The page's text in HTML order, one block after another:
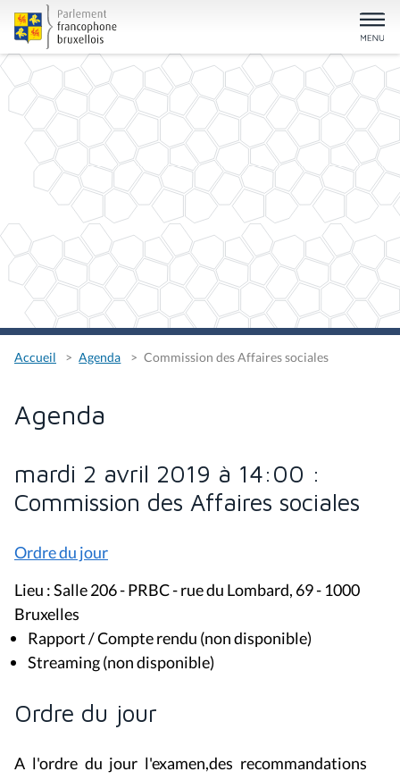
Accueil Agenda Commission des Affaires sociales
Agenda
mardi 2 avril 2019 à 14:00 :
Commission des Affaires sociales
Ordre du jour
Lieu : Salle 206 - PRBC - rue du Lombard, 69 - 1000
Bruxelles
Rapport / Compte rendu (non disponible)
Streaming (non disponible)
Ordre du jour
A l'ordre du jour l'examen,des recommandations